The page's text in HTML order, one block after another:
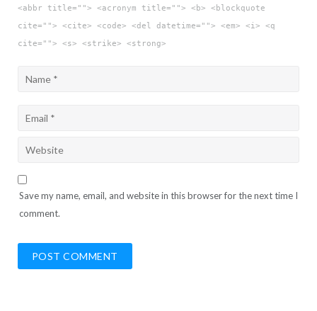
<abbr title=""> <acronym title=""> <b> <blockquote
cite=""> <cite> <code> <del datetime=""> <em> <i> <q
cite=""> <s> <strike> <strong>
Save my name, email, and website in this browser for the next time I
comment.